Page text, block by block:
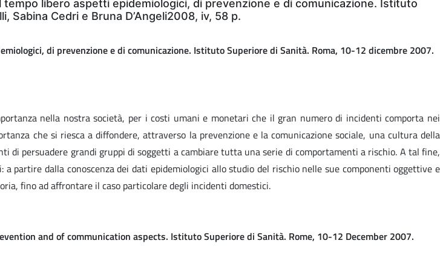
libero aspetti epidemiologici, di prevenzione e di comunicazione. Istituto
Sabina Cedri e Bruna D’Angeli2008, iv, 58 p.
di prevenzione e di comunicazione. Istituto Superiore di Sanità. Roma, 10-12 dicembre 2007.
nella nostra società, per i costi umani e monetari che il gran numero di incidenti comporta nei
che si riesca a diffondere, attraverso la prevenzione e la comunicazione sociale, una cultura della
di persuadere grandi gruppi di soggetti a cambiare tutta una serie di comportamenti a rischio. A tal fine,
dalla conoscenza dei dati epidemiologici allo studio del rischio nelle sue componenti oggettive e
fino ad affrontare il caso particolare degli incidenti domestici.
and of communication aspects. Istituto Superiore di Sanità. Rome, 10-12 December 2007.